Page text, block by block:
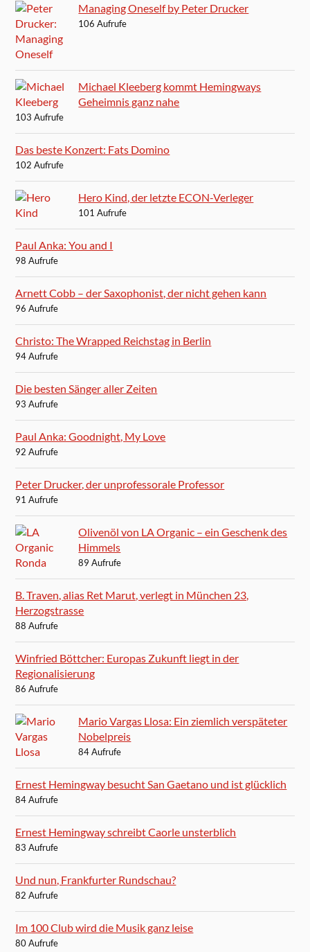
Managing Oneself by Peter Drucker
106 Aufrufe
Michael Kleeberg kommt Hemingways
Geheimnis ganz nahe
103 Aufrufe
Das beste Konzert: Fats Domino
102 Aufrufe
Hero Kind, der letzte ECON-Verleger
101 Aufrufe
Paul Anka: You and I
98 Aufrufe
Arnett Cobb – der Saxophonist, der nicht gehen kann
96 Aufrufe
Christo: The Wrapped Reichstag in Berlin
94 Aufrufe
Die besten Sänger aller Zeiten
93 Aufrufe
Paul Anka: Goodnight, My Love
92 Aufrufe
Peter Drucker, der unprofessorale Professor
91 Aufrufe
Olivenöl von LA Organic – ein Geschenk des
Himmels
89 Aufrufe
B. Traven, alias Ret Marut, verlegt in München 23,
Herzogstrasse
88 Aufrufe
Winfried Böttcher: Europas Zukunft liegt in der
Regionalisierung
86 Aufrufe
Mario Vargas Llosa: Ein ziemlich verspäteter
Nobelpreis
84 Aufrufe
Ernest Hemingway besucht San Gaetano und ist glücklich
84 Aufrufe
Ernest Hemingway schreibt Caorle unsterblich
83 Aufrufe
Und nun, Frankfurter Rundschau?
82 Aufrufe
Im 100 Club wird die Musik ganz leise
80 Aufrufe